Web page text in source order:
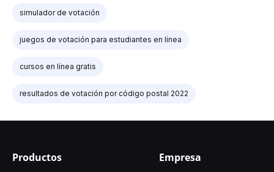
simulador de votación
juegos de votación para estudiantes en línea
cursos en línea gratis
resultados de votación por código postal 2022
Productos Empresa